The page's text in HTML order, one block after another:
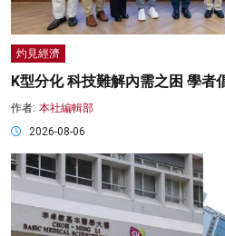
灼見經濟
K型分化 科技難解內需之困 學者
作者: 本社編輯部
2026-08-06